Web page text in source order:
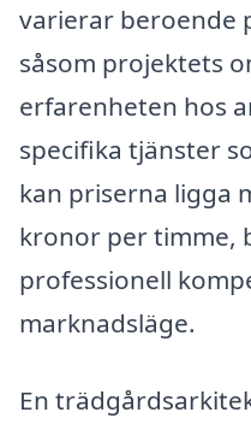
varierar beroende
såsom projektets
erfarenheten hos
specifika tjänster
kan priserna ligga
kronor per timme,
professionell
marknadsläge.
En